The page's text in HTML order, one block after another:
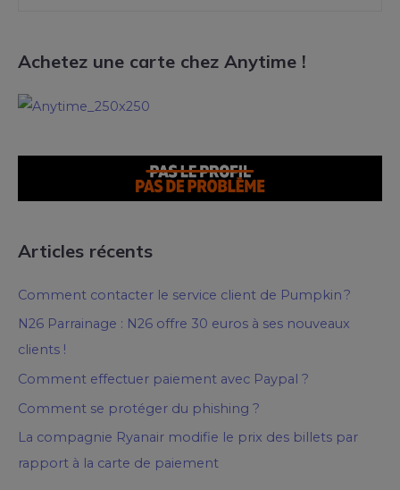
Achetez une carte chez Anytime !
Articles récents
Comment contacter le service client de Pumpkin ?
N26 Parrainage : N26 offre 30 euros à ses nouveaux
clients !
Comment effectuer paiement avec Paypal ?
Comment se protéger du phishing ?
La compagnie Ryanair modifie le prix des billets par
rapport à la carte de paiement